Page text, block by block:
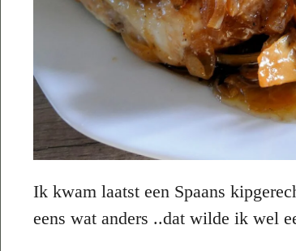
Ik kwam laatst een Spaans
eens wat anders ..dat wilde ik wel